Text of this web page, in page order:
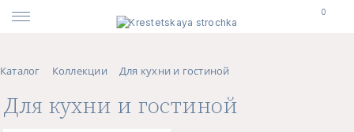
0
Каталог Коллекции Для кухни и гостиной
Для кухни и гостиной